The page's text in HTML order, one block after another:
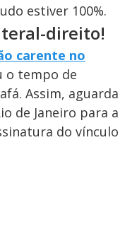
estiver 100%.
direito!
carente no
o tempo de
Assim, aguarda
de Janeiro para a
do vínculo